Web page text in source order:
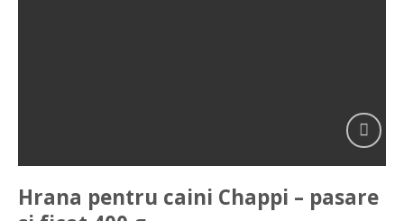
Add to
Hrana pentru caini Chappi – pasare